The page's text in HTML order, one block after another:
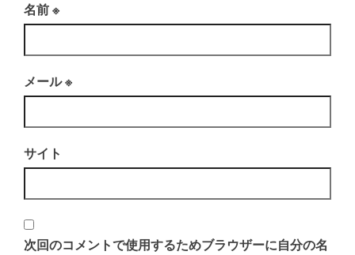
名前※
メール※
サイト
次回のコメントで使用するためブラウザーに自分の名